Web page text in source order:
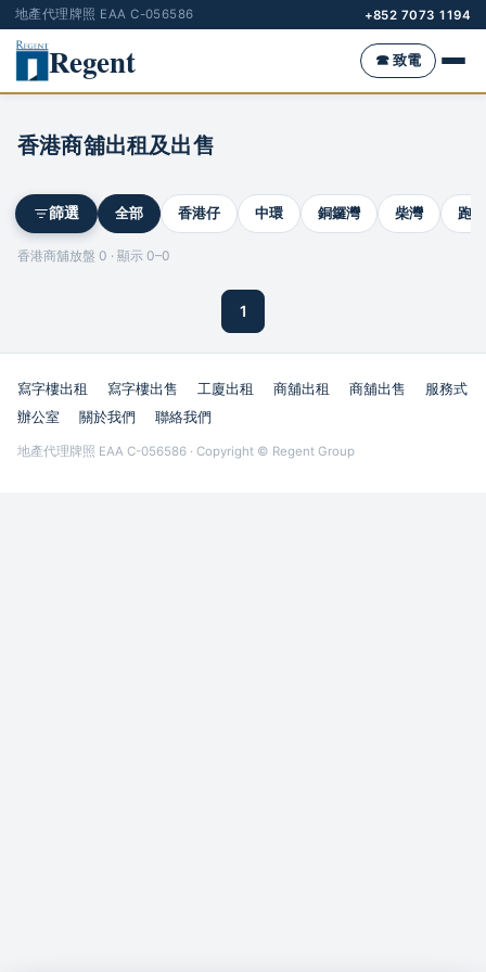
地產代理牌照 EAA C-056586 +852 7073 1194
Regent ☎ 致電
香港商舖出租及出售
篩選 全部 香港仔 中環 銅鑼灣 柴灣 跑
香港商舖放盤 0 · 顯示 0–0
1
寫字樓出租 寫字樓出售 工廈出租 商舖出租 商舖出售
服務式
辦公室
關於我們 聯絡我們
地產代理牌照 EAA C-056586 · Copyright © Regent Group